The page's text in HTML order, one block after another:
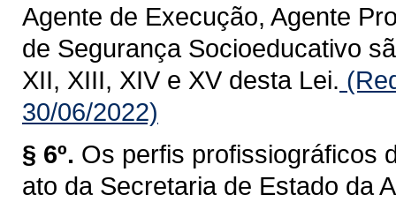
Agente de Execução, Agente
de Segurança Socioeducativo
XII, XIII, XIV e XV desta Lei.
30/06/2022)
§ 6º. Os perfis profissiográficos
ato da Secretaria de Estado da